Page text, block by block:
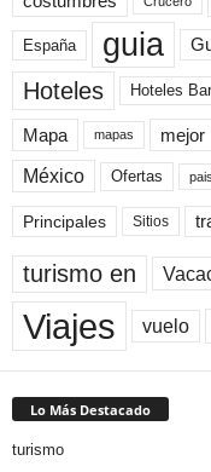
España guia
Hoteles Hoteles
Mapa mapas mejor
México Ofertas pais
Principales Sitios
turismo en
Viajes vuelo
Lo Más Destacado
turismo